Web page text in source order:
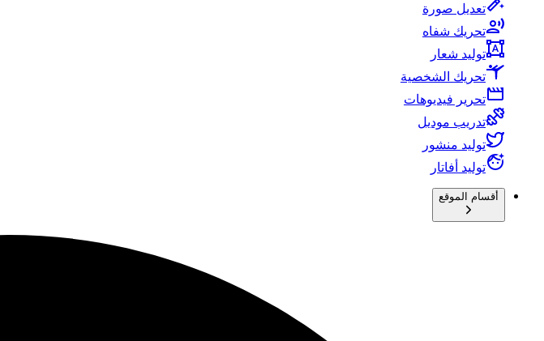
تعديل صورة
تحريك شفاه
توليد شعار
تحريك الشخصية
تحرير فيديوهات
تدريب موديل
توليد منشور
توليد أفاتار
أقسام الموقع